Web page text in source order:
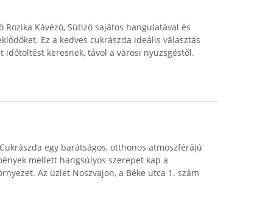
Kávézó, Sütiző sajátos hangulatával és
Ez a kedves cukrászda ideális választás
időtöltést keresnek, távol a városi nyüzsgéstől.
egy barátságos, otthonos atmoszférájú
mellett hangsúlyos szerepet kap a
Az üzlet Noszvajon, a Béke utca 1. szám